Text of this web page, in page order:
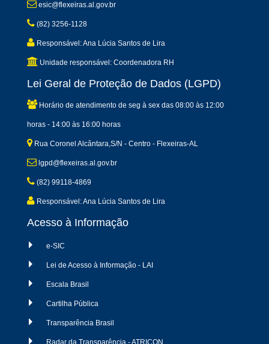
esic@flexeiras.al.gov.br
(82) 3256-1128
Responsável: Ana Lúcia Santos de Lira
Unidade responsável: Coordenadora RH
Lei Geral de Proteção de Dados (LGPD)
Horário de atendimento de seg à sex das 08:00 às 12:00
horas - 14:00 às 16:00 horas
Rua Coronel Alcântara,S/N - Centro - Flexeiras-AL
lgpd@flexeiras.al.gov.br
(82) 99118-4869
Responsável: Ana Lúcia Santos de Lira
Acesso à Informação
e-SIC
Lei de Acesso à Informação - LAI
Escala Brasil
Cartilha Pública
Transparência Brasil